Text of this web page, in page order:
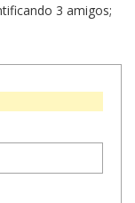
3 amigos;